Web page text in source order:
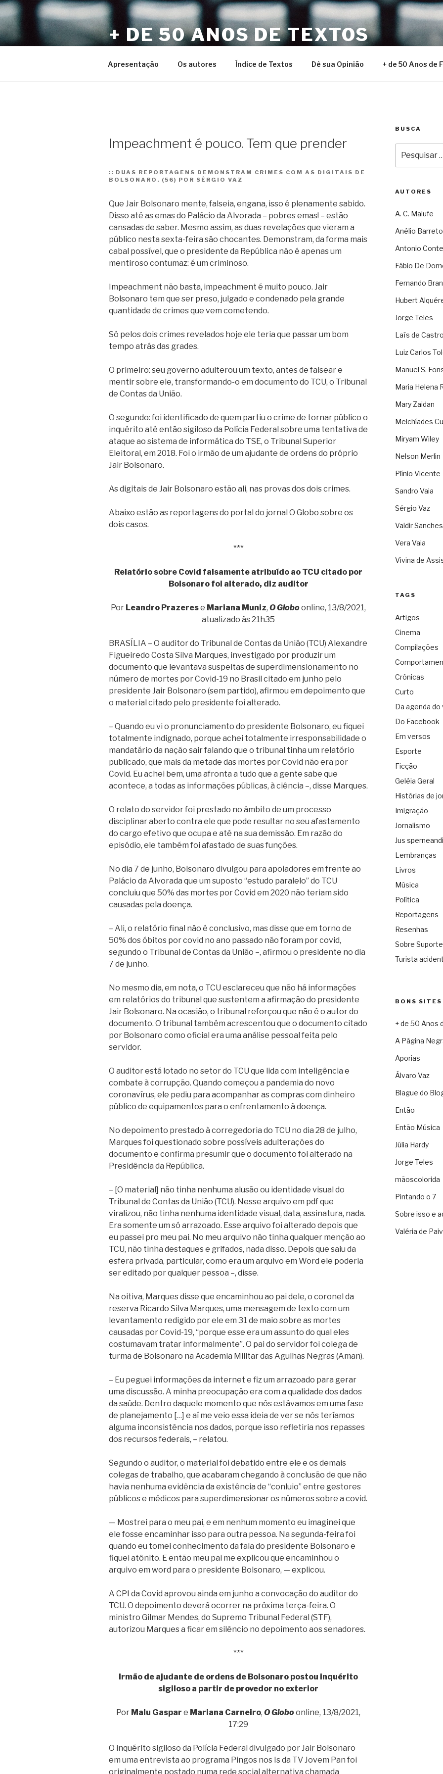
Pular
para
o
conteúdo
+ DE 50 ANOS DE TEXTOS
Apresentação Os autores Índice de Textos Dê sua Opinião + de 50 Anos de
Impeachment é pouco. Tem que prender
:: DUAS REPORTAGENS DEMONSTRAM CRIMES COM AS DIGITAIS DE
BOLSONARO. (56) POR SÉRGIO VAZ
Que Jair Bolsonaro mente, falseia, engana, isso é plenamente sabido.
Disso até as emas do Palácio da Alvorada – pobres emas! – estão
cansadas de saber. Mesmo assim, as duas revelações que vieram a
público nesta sexta-feira são chocantes. Demonstram, da forma mais
cabal possível, que o presidente da República não é apenas um
mentiroso contumaz: é um criminoso.
Impeachment não basta, impeachment é muito pouco. Jair
Bolsonaro tem que ser preso, julgado e condenado pela grande
quantidade de crimes que vem cometendo.
Só pelos dois crimes revelados hoje ele teria que passar um bom
tempo atrás das grades.
O primeiro: seu governo adulterou um texto, antes de falsear e
mentir sobre ele, transformando-o em documento do TCU, o Tribunal
de Contas da União.
O segundo: foi identificado de quem partiu o crime de tornar público o
inquérito até então sigiloso da Polícia Federal sobre uma tentativa de
ataque ao sistema de informática do TSE, o Tribunal Superior
Eleitoral, em 2018. Foi o irmão de um ajudante de ordens do próprio
Jair Bolsonaro.
As digitais de Jair Bolsonaro estão ali, nas provas dos dois crimes.
Abaixo estão as reportagens do portal do jornal O Globo sobre os
dois casos.
***
Relatório sobre Covid falsamente atribuído ao TCU citado por
Bolsonaro foi alterado, diz auditor
Por Leandro Prazerese Mariana Muniz,O Globoonline, 13/8/2021,
atualizado às 21h35
BRASÍLIA – O auditor do Tribunal de Contas da União (TCU) Alexandre
Figueiredo Costa Silva Marques, investigado por produzir um
documento que levantava suspeitas de superdimensionamento no
número de mortes por Covid-19 no Brasil citado em junho pelo
presidente Jair Bolsonaro (sem partido), afirmou em depoimento que
o material citado pelo presidente foi alterado.
– Quando eu vi o pronunciamento do presidente Bolsonaro, eu fiquei
totalmente indignado, porque achei totalmente irresponsabilidade o
mandatário da nação sair falando que o tribunal tinha um relatório
publicado, que mais da metade das mortes por Covid não era por
Covid. Eu achei bem, uma afronta a tudo que a gente sabe que
acontece, a todas as informações públicas, à ciência –, disse Marques.
O relato do servidor foi prestado no âmbito de um processo
disciplinar aberto contra ele que pode resultar no seu afastamento
do cargo efetivo que ocupa e até na sua demissão. Em razão do
episódio, ele também foi afastado de suas funções.
No dia 7 de junho, Bolsonaro divulgou para apoiadores em frente ao
Palácio da Alvorada que um suposto “estudo paralelo” do TCU
concluiu que 50% das mortes por Covid em 2020 não teriam sido
causadas pela doença.
– Ali, o relatório final não é conclusivo, mas disse que em torno de
50% dos óbitos por covid no ano passado não foram por covid,
segundo o Tribunal de Contas da União –, afirmou o presidente no dia
7 de junho.
No mesmo dia, em nota, o TCU esclareceu que não há informações
em relatórios do tribunal que sustentem a afirmação do presidente
Jair Bolsonaro. Na ocasião, o tribunal reforçou que não é o autor do
documento. O tribunal também acrescentou que o documento citado
por Bolsonaro como oficial era uma análise pessoal feita pelo
servidor.
O auditor está lotado no setor do TCU que lida com inteligência e
combate à corrupção. Quando começou a pandemia do novo
coronavírus, ele pediu para acompanhar as compras com dinheiro
público de equipamentos para o enfrentamento à doença.
No depoimento prestado à corregedoria do TCU no dia 28 de julho,
Marques foi questionado sobre possíveis adulterações do
documento e confirma presumir que o documento foi alterado na
Presidência da República.
– [O material] não tinha nenhuma alusão ou identidade visual do
Tribunal de Contas da União (TCU). Nesse arquivo em pdf que
viralizou, não tinha nenhuma identidade visual, data, assinatura, nada.
Era somente um só arrazoado. Esse arquivo foi alterado depois que
eu passei pro meu pai. No meu arquivo não tinha qualquer menção ao
TCU, não tinha destaques e grifados, nada disso. Depois que saiu da
esfera privada, particular, como era um arquivo em Word ele poderia
ser editado por qualquer pessoa –, disse.
Na oitiva, Marques disse que encaminhou ao pai dele, o coronel da
reserva Ricardo Silva Marques, uma mensagem de texto com um
levantamento redigido por ele em 31 de maio sobre as mortes
causadas por Covid-19, “porque esse era um assunto do qual eles
costumavam tratar informalmente”. O pai do servidor foi colega de
turma de Bolsonaro na Academia Militar das Agulhas Negras (Aman).
– Eu peguei informações da internet e fiz um arrazoado para gerar
uma discussão. A minha preocupação era com a qualidade dos dados
da saúde. Dentro daquele momento que nós estávamos em uma fase
de planejamento […] e aí me veio essa ideia de ver se nós teríamos
alguma inconsistência nos dados, porque isso refletiria nos repasses
dos recursos federais, – relatou.
Segundo o auditor, o material foi debatido entre ele e os demais
colegas de trabalho, que acabaram chegando à conclusão de que não
havia nenhuma evidência da existência de “conluio” entre gestores
públicos e médicos para superdimensionar os números sobre a covid.
— Mostrei para o meu pai, e em nenhum momento eu imaginei que
ele fosse encaminhar isso para outra pessoa. Na segunda-feira foi
quando eu tomei conhecimento da fala do presidente Bolsonaro e
fiquei atônito. E então meu pai me explicou que encaminhou o
arquivo em word para o presidente Bolsonaro, — explicou.
A CPI da Covid aprovou ainda em junho a convocação do auditor do
TCU. O depoimento deverá ocorrer na próxima terça-feira. O
ministro Gilmar Mendes, do Supremo Tribunal Federal (STF),
autorizou Marques a ficar em silêncio no depoimento aos senadores.
***
Irmão de ajudante de ordens de Bolsonaro postou inquérito
sigiloso a partir de provedor no exterior
Por Malu Gaspar e Mariana Carneiro,O Globoonline, 13/8/2021,
17:29
O inquérito sigiloso da Polícia Federal divulgado por Jair Bolsonaro
em uma entrevista ao programa Pingos nos Is da TV Jovem Pan foi
originalmente postado numa rede social alternativa chamada
BUSCA
por:
AUTORES
A. C. Malufe
Anélio Barreto
Antonio
Fábio De
Fernando
Hubert
Jorge Teles
Laïs de Castro
Luiz Carlos
Manuel S.
Maria Helena
Mary Zaidan
Melchíades
Miryam Wiley
Nelson Merlin
Plínio Vicente
Sandro Vaia
Sérgio Vaz
Valdir Sanches
Vera Vaia
Vivina de
TAGS
Artigos
Cinema
Compilações
Crônicas
Curto
Da agenda do
Do Facebook
Em versos
Esporte
Ficção
Geléia Geral
Histórias de
Imigração
Jornalismo
Jus sperneandi
Lembranças
Livros
Música
Política
Reportagens
Resenhas
Sobre
Turista
BONS SITES
+ de 50 Anos
A Página
Aporias
Álvaro Vaz
Blague do
Então
Então Música
Júlia Hardy
Jorge Teles
mãoscolorida
Pintando o 7
Sobre isso e
Valéria de